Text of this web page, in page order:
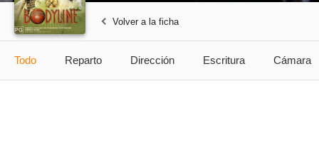
Volver a la ficha
Todo Reparto Dirección Escritura Cámara